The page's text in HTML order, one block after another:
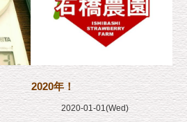
2020年！
2020-01-01(Wed)